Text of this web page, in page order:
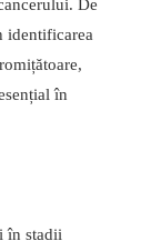
De
identificarea
în
în stadii